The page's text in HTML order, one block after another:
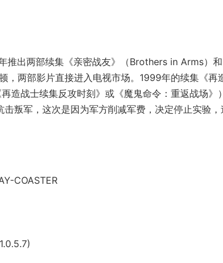
出两部续集《亲密战友》（Brothers in Arms）
，两部影片直接进入电视市场。1999年的续集《再
战士续集反攻时刻》或《魔鬼命令：重返战场》
叛军，这次是因为军方削减军费，决定停止实验，
COASTER